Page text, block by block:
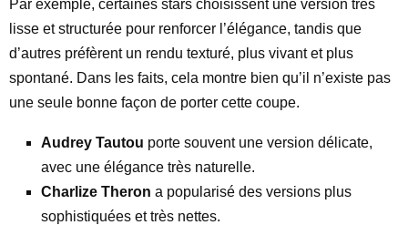
Par exemple, certaines stars choisissent une version très
lisse et structurée pour renforcer l’élégance, tandis que
d’autres préfèrent un rendu texturé, plus vivant et plus
spontané. Dans les faits, cela montre bien qu’il n’existe pas
une seule bonne façon de porter cette coupe.
Audrey Tautou porte souvent une version délicate,
avec une élégance très naturelle.
Charlize Theron a popularisé des versions plus
sophistiquées et très nettes.